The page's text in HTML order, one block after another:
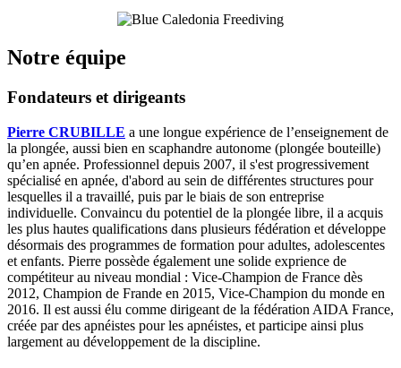
Notre équipe
Fondateurs et dirigeants
Pierre CRUBILLE a une longue expérience de l’enseignement de
la plongée, aussi bien en scaphandre autonome (plongée bouteille)
qu’en apnée. Professionnel depuis 2007, il s'est progressivement
spécialisé en apnée, d'abord au sein de différentes structures pour
lesquelles il a travaillé, puis par le biais de son entreprise
individuelle. Convaincu du potentiel de la plongée libre, il a acquis
les plus hautes qualifications dans plusieurs fédération et développe
désormais des programmes de formation pour adultes, adolescentes
et enfants. Pierre possède également une solide exprience de
compétiteur au niveau mondial : Vice-Champion de France dès
2012, Champion de Frande en 2015, Vice-Champion du monde en
2016. Il est aussi élu comme dirigeant de la fédération AIDA France,
créée par des apnéistes pour les apnéistes, et participe ainsi plus
largement au développement de la discipline.